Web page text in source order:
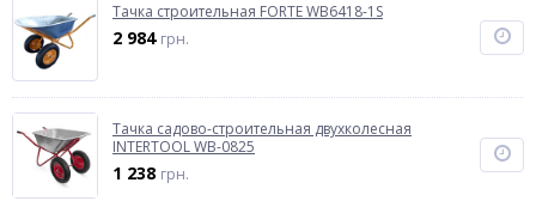
Тачка строительная FORTE WB6418-1S
2 984 грн.
Тачка садово-строительная двухколесная
INTERTOOL WB-0825
1 238 грн.